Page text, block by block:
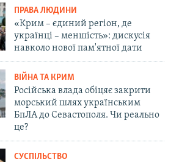
ПРАВА ЛЮДИНИ
«Крим – єдиний регіон, де
українці – меншість»: дискусія
навколо нової пам'ятної дати
ВІЙНА ТА КРИМ
Російська влада обіцяє закрити
морський шлях українським
БпЛА до Севастополя. Чи реально
це?
СУСПІЛЬСТВО